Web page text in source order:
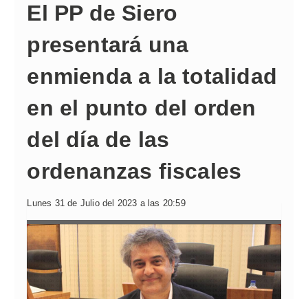
El PP de Siero
presentará una
enmienda a la totalidad
en el punto del orden
del día de las
ordenanzas fiscales
Lunes 31 de Julio del 2023 a las 20:59